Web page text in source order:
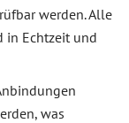
werden. Alle
in Echtzeit und
was